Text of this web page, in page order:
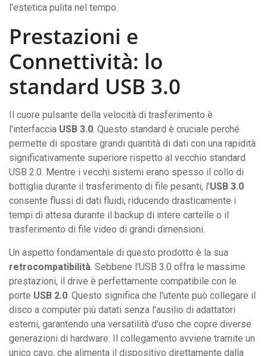
l'estetica pulita nel tempo.
Prestazioni e
Connettività: lo
standard USB 3.0
Il cuore pulsante della velocità di trasferimento è
l'interfaccia USB 3.0 . Questo standard è cruciale perché
permette di spostare grandi quantità di dati con una rapidità
significativamente superiore rispetto al vecchio standard
USB 2.0. Mentre i vecchi sistemi erano spesso il collo di
bottiglia durante il trasferimento di file pesanti, l'USB 3.0
consente flussi di dati fluidi, riducendo drasticamente i
tempi di attesa durante il backup di intere cartelle o il
trasferimento di file video di grandi dimensioni.
Un aspetto fondamentale di questo prodotto è la sua
retrocompatibilità . Sebbene l'USB 3.0 offra le massime
prestazioni, il drive è perfettamente compatibile con le
porte USB 2.0 . Questo significa che l'utente può collegare il
disco a computer più datati senza l'ausilio di adattatori
esterni, garantendo una versatilità d'uso che copre diverse
generazioni di hardware. Il collegamento avviene tramite un
unico cavo, che alimenta il dispositivo direttamente dalla